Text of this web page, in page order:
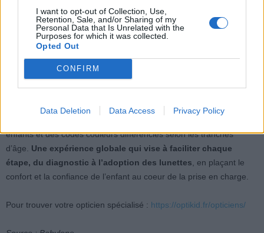
I want to opt-out of Collection, Use,
Retention, Sale, and/or Sharing of my
Personal Data that Is Unrelated with the
Purposes for which it was collected.
Opted Out
CONFIRM
Data Deletion Data Access Privacy Policy
Au-delà du choix des équipements, l’accompagnement en magasin
joue un rôle clé dans l’acceptation des lunettes par l’enfant.
besoins spécifiques
: mobilier à leur hauteur, aux angles
enfants et des codes couleurs différenciés selon les tranches
d’âge. Une expérience globale qui vise à faciliter chaque
étape, du diagnostic à l’adoption des lunettes , en plaçant le
confort et la confiance de l’enfant au coeur de la prise en charge.
Pour trouver votre opticien spécialisé : https://optikid.fr/opticiens/